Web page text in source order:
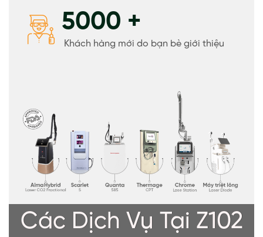
5000 +
Khách hàng mới do bạn bè giới thiệu
Các Dịch Vụ Tại Z102